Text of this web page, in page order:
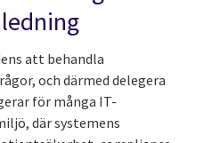
att behandla
och därmed delegera
för många IT-
där systemens